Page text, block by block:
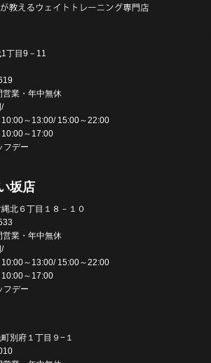
丁目9－11
業・年中無休
～13:00/ 15:00～22:00
～17:00
フデー
坂店
北６丁目１８－１０
業・年中無休
～13:00/ 15:00～22:00
～17:00
フデー
別府１丁目９−１